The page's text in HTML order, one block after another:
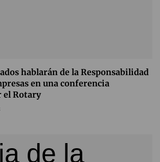
hablarán de la Responsabilidad
en una conferencia
el Rotary